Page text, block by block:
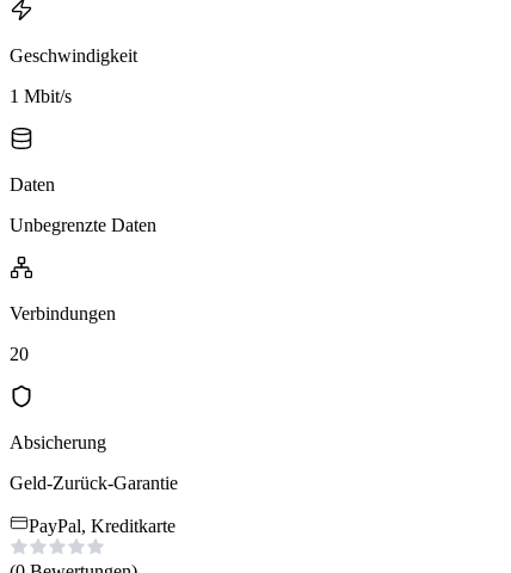
Geschwindigkeit
1 Mbit/s
Daten
Unbegrenzte Daten
Verbindungen
20
Absicherung
Geld-Zurück-Garantie
PayPal, Kreditkarte